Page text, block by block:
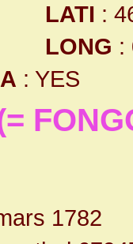
LATI :
LONG :
: YES
1782